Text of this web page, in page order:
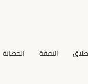
النفقة الحضانة